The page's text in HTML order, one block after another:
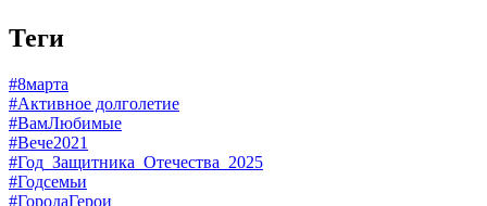
Теги
#8марта
#Активное долголетие
#ВамЛюбимые
#Вече2021
#Год_Защитника_Отечества_2025
#Годсемьи
#ГородаГерои